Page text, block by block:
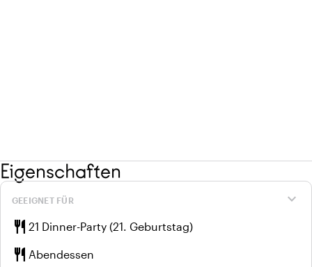
Eigenschaften
expand_more
GEEIGNET FÜR
restaurant 21 Dinner-Party (21. Geburtstag)
restaurant Abendessen